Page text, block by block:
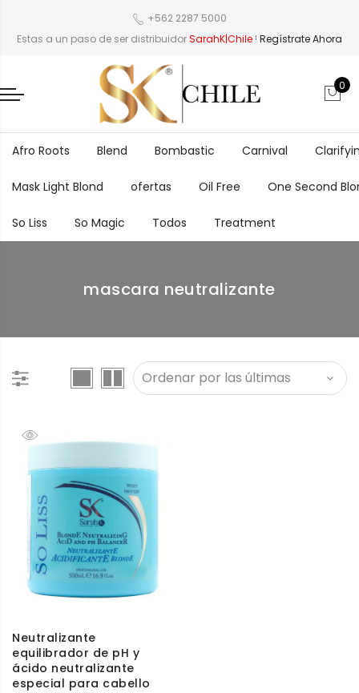
+562 2287 5000
Estas a un paso de ser distribuidorSarahK|Chile ! Regístrate Ahora
0
Afro Roots Blend Bombastic Carnival
Mask Light Blond ofertas Oil Free One Second
So Liss So Magic Todos Treatment
mascara neutralizante
Neutralizante
equilibrador de pH y
ácido neutralizante
especial para cabello